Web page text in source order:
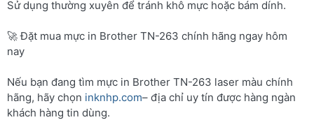
Sử dụng thường xuyên để tránh khô mực hoặc bám dính.
🚀 Đặt mua mực in Brother TN-263 chính hãng ngay hôm
nay
Nếu bạn đang tìm mực in Brother TN-263 laser màu chính
hãng, hãy chọn inknhp.com– địa chỉ uy tín được hàng ngàn
khách hàng tin dùng.